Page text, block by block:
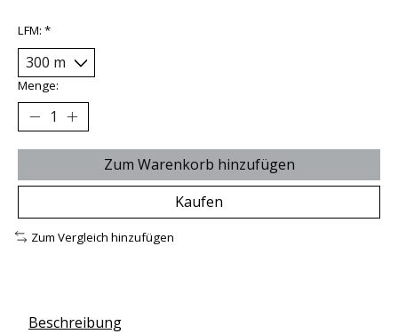
LFM: *
Menge:
Zum Warenkorb hinzufügen
Kaufen
Zum Vergleich hinzufügen
Beschreibung